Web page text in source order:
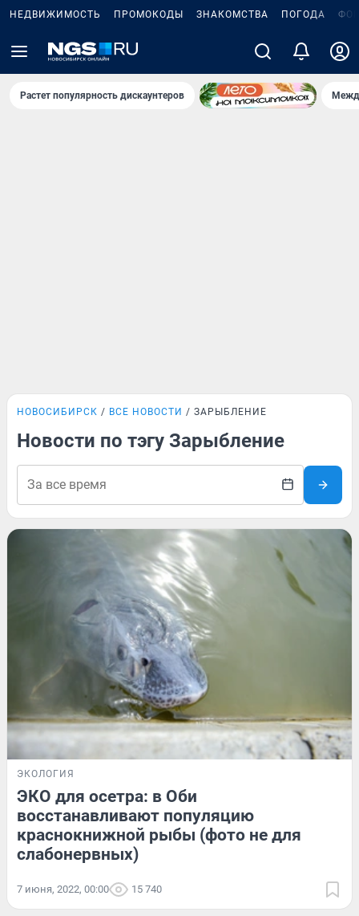
НЕДВИЖИМОСТЬ ПРОМОКОДЫ ЗНАКОМСТВА ПОГОДА
Растет популярность дискаунтеров
НОВОСИБИРСК ВСЕ НОВОСТИ ЗАРЫБЛЕНИЕ
Новости по тэгу Зарыбление
ЭКОЛОГИЯ
ЭКО для осетра: в Оби
восстанавливают популяцию
краснокнижной рыбы (фото не для
слабонервных)
7 июня, 2022, 00:00 15 740